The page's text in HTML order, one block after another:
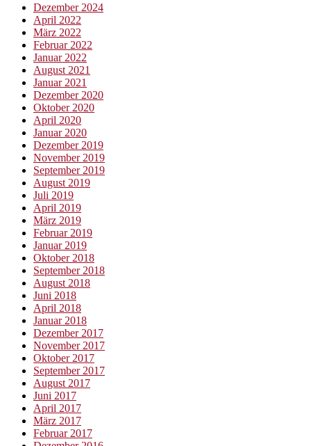
Dezember 2024
April 2022
März 2022
Februar 2022
Januar 2022
August 2021
Januar 2021
Dezember 2020
Oktober 2020
April 2020
Januar 2020
Dezember 2019
November 2019
September 2019
August 2019
Juli 2019
April 2019
März 2019
Februar 2019
Januar 2019
Oktober 2018
September 2018
August 2018
Juni 2018
April 2018
Januar 2018
Dezember 2017
November 2017
Oktober 2017
September 2017
August 2017
Juni 2017
April 2017
März 2017
Februar 2017